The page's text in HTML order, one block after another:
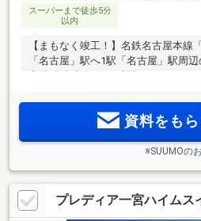
スーパーまで徒歩5分
以内
【まもなく竣工！】名鉄名古屋本線
「名古屋」駅へ1駅「名古屋」駅周
＜ロフティスクエア一宮八幡＞誕生
資料をも
※SUUMOの
プレディア一宮ハイムス